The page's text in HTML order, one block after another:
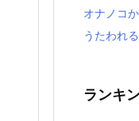
オナノコ
うたわれ
ランキ